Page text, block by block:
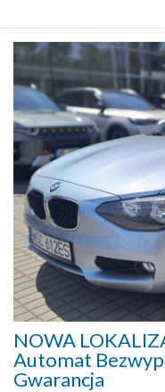
NOWA
Automat
Gwarancja